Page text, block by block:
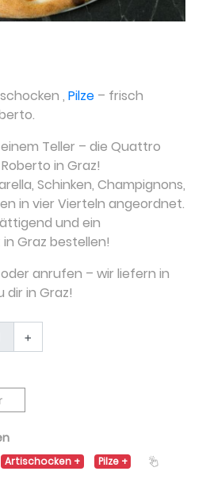
, Pilze – frisch
Teller – die Quattro
in Graz!
Schinken, Champignons,
in vier Vierteln angeordnet.
und ein
Graz bestellen!
oder anrufen – wir liefern in
dir in Graz!
+
Artischocken Pilze